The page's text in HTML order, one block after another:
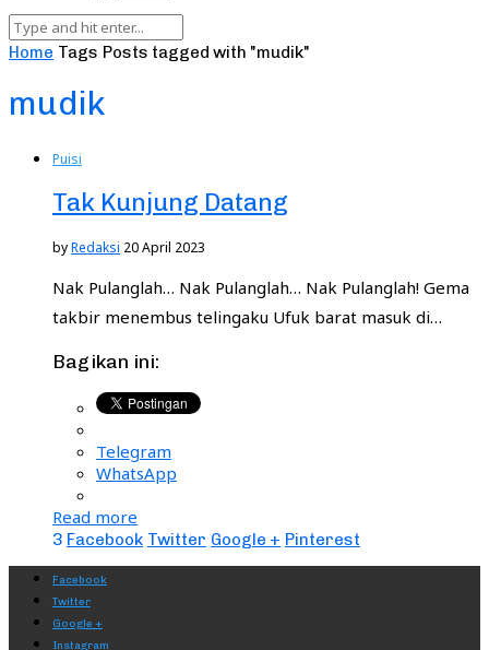
Home Tags Posts tagged with "mudik"
mudik
Puisi
Tak Kunjung Datang
byRedaksi 20 April 2023
Nak Pulanglah… Nak Pulanglah… Nak Pulanglah! Gema
takbir menembus telingaku Ufuk barat masuk di…
Bagikan ini:
Telegram
WhatsApp
Read more
3 Facebook Twitter Google + Pinterest
Facebook
Twitter
Google +
Instagram